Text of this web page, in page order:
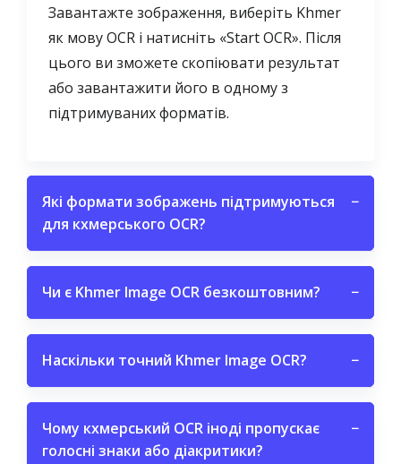
Завантажте зображення, виберіть Khmer
як мову OCR і натисніть «Start OCR». Після
цього ви зможете скопіювати результат
або завантажити його в одному з
підтримуваних форматів.
Які формати зображень підтримуються
для кхмерського OCR?
−
Чи є Khmer Image OCR безкоштовним? −
Наскільки точний Khmer Image OCR? −
Чому кхмерський OCR іноді пропускає
голосні знаки або діакритики?
−